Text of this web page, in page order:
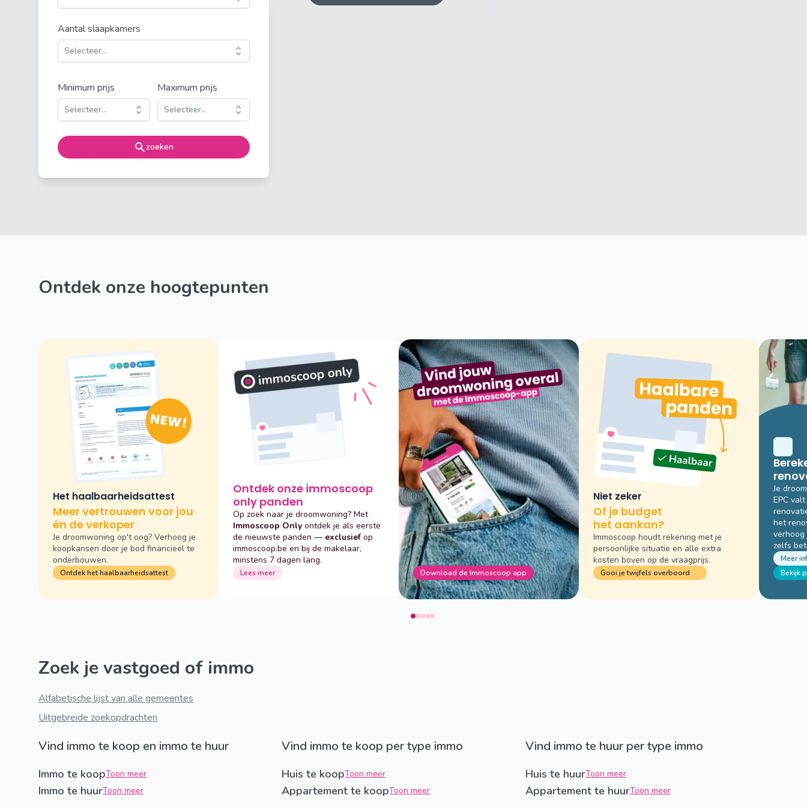
Aantal slaapkamers
Selecteer...
Minimum prijs
Selecteer...
Maximum prijs
Selecteer...
zoeken
Ontdek onze hoogtepunten
Het haalbaarheidsattest
Meer vertrouwen voor jou
én de verkoper
Je droomwoning op't oog? Verhoog je
koopkansen door je bod financieel te
onderbouwen.
Ontdek het haalbaarheidsattest
Ontdek onze immoscoop
only panden
Op zoek naar je droomwoning? Met
Immoscoop Only ontdek je als eerste
de nieuwste panden — exclusief op
immoscoop.be en bij de makelaar,
minstens 7 dagen lang.
Lees meer Download de Immoscoop app
Niet zeker
of je budget
het aankan?
Immoscoop houdt rekening met je
persoonlijke situatie en alle extra
kosten boven op de vraagprijs.
Gooi je twijfels overboord
Bereken je
Je
EPC
het
verhoog
zelfs
Meer
Bekijk
Zoek je vastgoed of immo
Alfabetische lijst van alle gemeentes
Uitgebreide zoekopdrachten
Vind immo te koop en immo te huur
Immo te koopToon meer
Immo te huurToon meer
Vind immo te koop per type immo
Huis te koopToon meer
Appartement te koopToon meer
Vind immo te huur per type immo
Huis te huurToon meer
Appartement te huurToon meer